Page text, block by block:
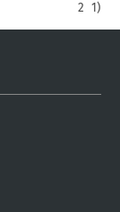
2 1)